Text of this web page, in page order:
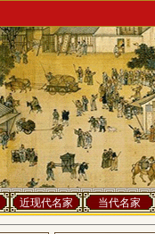
近现代名家 当代名家